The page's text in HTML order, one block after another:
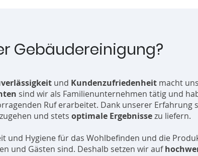
Gebäudereinigung?
und Kundenzufriedenheit macht
sind wir als Familienunternehmen tätig und
Ruf erarbeitet. Dank unserer Erfahrung
und stets optimale Ergebnissezu liefern.
und Hygiene für das Wohlbefinden und die
und Gästen sind. Deshalb setzen wir auf